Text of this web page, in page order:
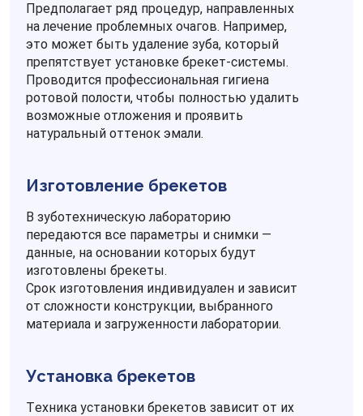
Предполагает ряд процедур, направленных
на лечение проблемных очагов. Например,
это может быть удаление зуба, который
препятствует установке брекет-системы.
Проводится профессиональная гигиена
ротовой полости, чтобы полностью удалить
возможные отложения и проявить
натуральный оттенок эмали.
Изготовление брекетов
В зуботехническую лабораторию
передаются все параметры и снимки —
данные, на основании которых будут
изготовлены брекеты.
Срок изготовления индивидуален и зависит
от сложности конструкции, выбранного
материала и загруженности лаборатории.
Установка брекетов
Техника установки брекетов зависит от их